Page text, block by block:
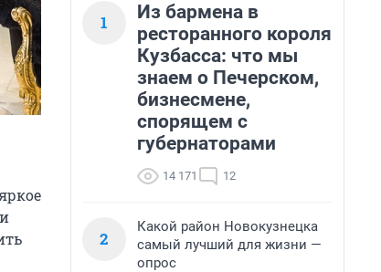
1
Из бармена в
ресторанного короля
Кузбасса: что мы
знаем о Печерском,
бизнесмене,
спорящем с
губернаторами
14 171 12
2
Какой район Новокузнецка
самый лучший для жизни —
опрос